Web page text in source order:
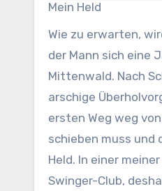
Mein Held
Wie zu erwarten,
der Mann sich eine
Mittenwald. Nach
arschige
ersten Weg weg
schieben muss und
Held. In einer
Swinger-Club,